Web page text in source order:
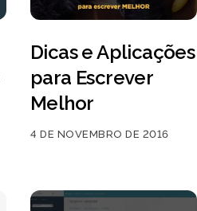
Dicas e Aplicações
para Escrever
Melhor
4 DE NOVEMBRO DE 2016